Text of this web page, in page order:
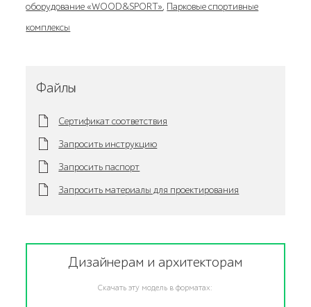
оборудование «WOOD&SPORT», Парковые спортивные
комплексы
Файлы
Сертификат соответствия
Запросить инструкцию
Запросить паспорт
Запросить материалы для проектирования
Дизайнерам и архитекторам
Скачать эту модель в форматах: